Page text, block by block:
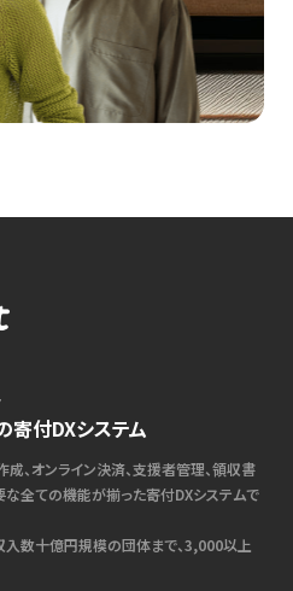
寄付DXシステム
、オンライン決済、支援者管理、領収書
な全ての機能が揃った寄付DXシステムで
数十億円規模の団体まで、3,000以上